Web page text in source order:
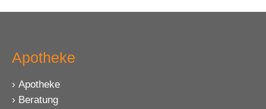
Apotheke
Apotheke
Beratung